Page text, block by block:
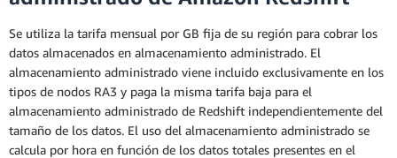
Se utiliza la tarifa mensual por GB fija de su región para cobrar los
datos almacenados en almacenamiento administrado. El
almacenamiento administrado viene incluido exclusivamente en los
tipos de nodos RA3 y paga la misma tarifa baja para el
almacenamiento administrado de Redshift independientemente del
tamaño de los datos. El uso del almacenamiento administrado se
calcula por hora en función de los datos totales presentes en el